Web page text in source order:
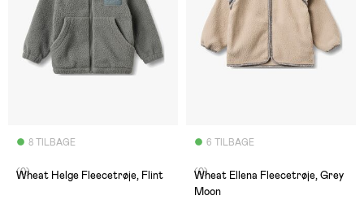
8 TILBAGE
(0)
Wheat Helge Fleecetrøje, Flint
6 TILBAGE
(0)
Wheat Ellena Fleecetrøje, Grey
Moon